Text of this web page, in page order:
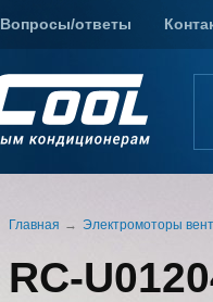
Вопросы/ответы
Главная Электромоторы
RC-